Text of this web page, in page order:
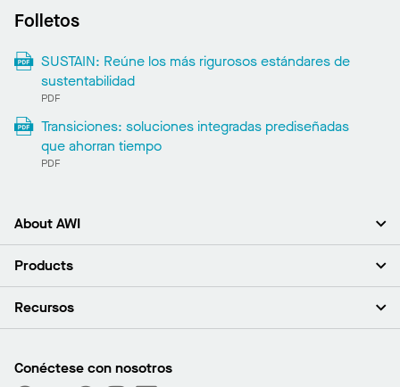
Folletos
SUSTAIN: Reúne los más rigurosos estándares de
sustentabilidad
PDF
Transiciones: soluciones integradas prediseñadas
que ahorran tiempo
PDF
About AWI
Acerca de nosotros
Sala de prensa
¿Cuáles son mis opciones de compra?
Products
Plafones
Capacidades personalizadas
Recursos
Buscar un distribuidor
Conéctese con nosotros